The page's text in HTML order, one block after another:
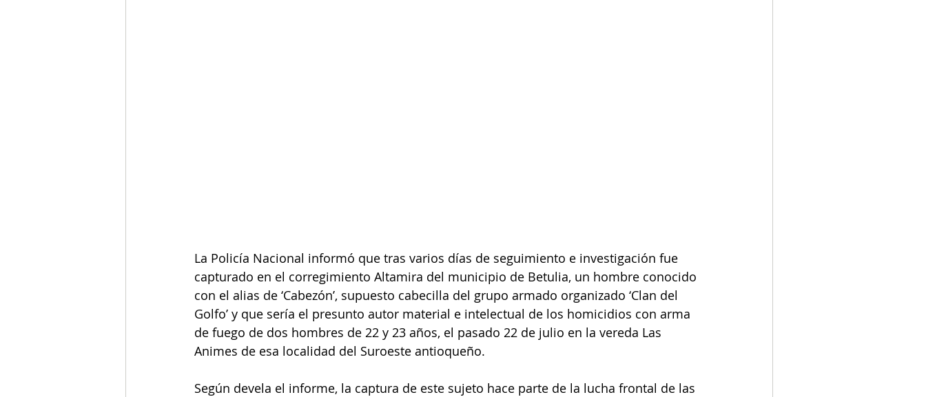
La Policía Nacional informó que tras varios días de seguimiento e investigación fue
capturado en el corregimiento Altamira del municipio de Betulia, un hombre conocido
con el alias de ‘Cabezón’, supuesto cabecilla del grupo armado organizado ‘Clan del
Golfo’ y que sería el presunto autor material e intelectual de los homicidios con arma
de fuego de dos hombres de 22 y 23 años, el pasado 22 de julio en la vereda Las
Animes de esa localidad del Suroeste antioqueño.
Según devela el informe, la captura de este sujeto hace parte de la lucha frontal de las